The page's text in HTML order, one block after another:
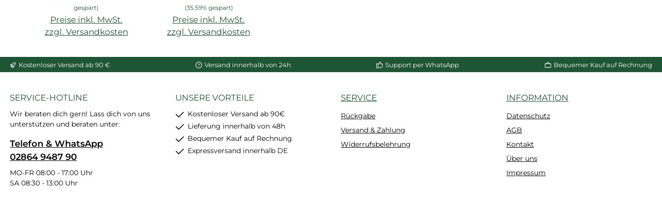
Anfangshaftung,
feinkörnig, schleif- und
überstreichbar, enthält
gespart)
Preise inkl. MwSt.
zzgl. Versandkosten
Wand- und
Deckenabschluss NMC
(35.59% gespart)
Preise inkl. MwSt.
zzgl. Versandkosten
Kostenloser Versand ab 90 € Versand innerhalb von 24h Support per WhatsApp Bequemer Kauf auf Rechnung
SERVICE-HOTLINE
Wir beraten dich gern! Lass dich von uns
unterstützen und beraten unter:
Telefon & WhatsApp
02864 9487 90
MO-FR 08:00 - 17:00 Uhr
SA 08:30 - 13:00 Uhr
UNSERE VORTEILE
Kostenloser Versand ab 90€
Lieferung innerhalb von 48h
Bequemer Kauf auf Rechnung
Expressversand innerhalb DE
SERVICE
Rückgabe
Versand & Zahlung
Widerrufsbelehrung
INFORMATION
Datenschutz
AGB
Kontakt
Über uns
Impressum